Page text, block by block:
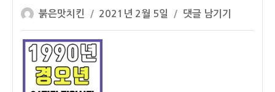
글
쓴
이
붉은맛치킨
작
성
일
2021년 2월 5일
[사
주
댓글 남기기